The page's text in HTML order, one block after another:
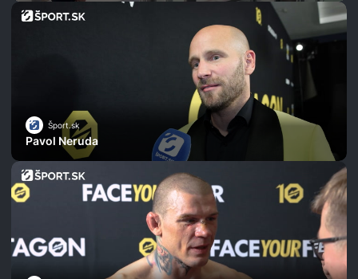
Šport.sk
Pavol Neruda